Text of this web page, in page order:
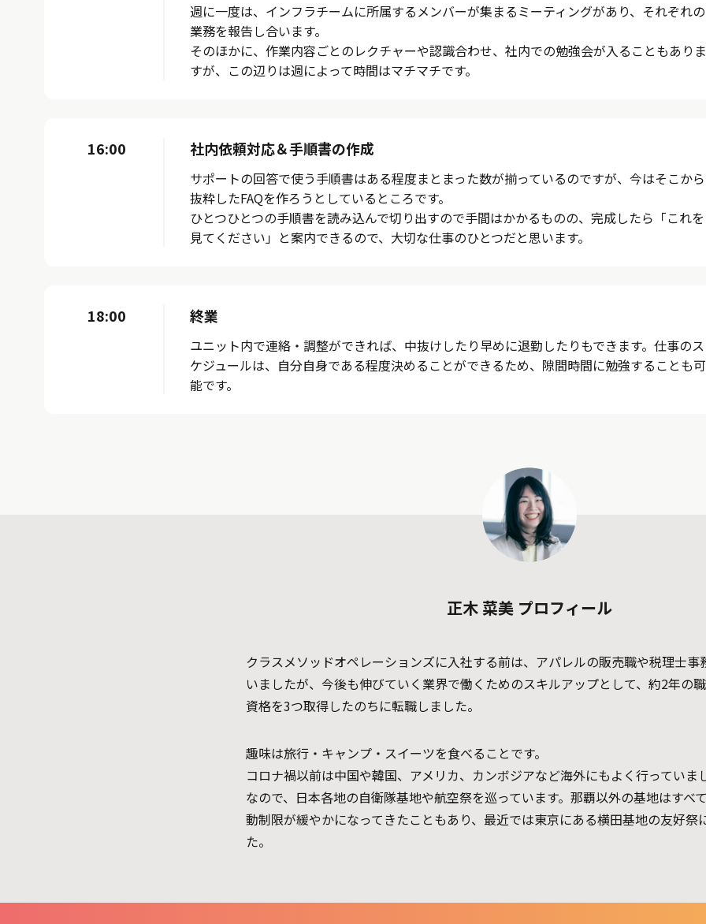
週に一度は、インフラチームに所属するメンバーが集まるミーティングがあり、それぞれの
業務を報告し合います。
そのほかに、作業内容ごとのレクチャーや認識合わせ、社内での勉強会が入ることもありま
すが、この辺りは週によって時間はマチマチです。
16:00 社内依頼対応＆手順書の作成
サポートの回答で使う手順書はある程度まとまった数が揃っているのですが、今はそこから
抜粋したFAQを作ろうとしているところです。
ひとつひとつの手順書を読み込んで切り出すので手間はかかるものの、完成したら「これを
見てください」と案内できるので、大切な仕事のひとつだと思います。
18:00 終業
ユニット内で連絡・調整ができれば、中抜けしたり早めに退勤したりもできます。仕事のス
ケジュールは、自分自身である程度決めることができるため、隙間時間に勉強することも可
能です。
正木 菜美 プロフィール
クラスメソッドオペレーションズに入社する前は、アパレルの販売職や税理士事
いましたが、今後も伸びていく業界で働くためのスキルアップとして、約2年の
資格を3つ取得したのちに転職しました。
趣味は旅行・キャンプ・スイーツを食べることです。
コロナ禍以前は中国や韓国、アメリカ、カンボジアなど海外にもよく行っていま
なので、日本各地の自衛隊基地や航空祭を巡っています。那覇以外の基地はすべ
動制限が緩やかになってきたこともあり、最近では東京にある横田基地の友好祭
た。